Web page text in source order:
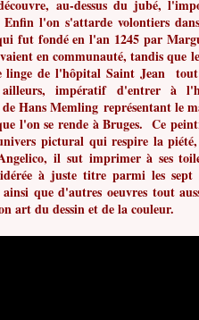
au-dessus du jubé,
l'on s'attarde volontiers
fut fondé en l'an 1245 par
en communauté, tandis que
linge de l'hôpital Saint Jean
impératif d'entrer à
Hans Memling représentant le
l'on se rende à Bruges. Ce
pictural qui respire la
il sut imprimer à ses
à juste titre parmi les
que d'autres oeuvres tout
art du dessin et de la couleur.